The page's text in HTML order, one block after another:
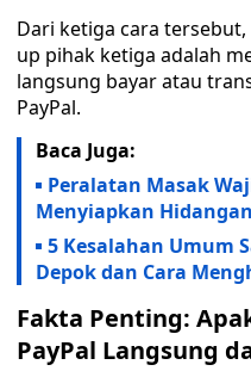
Dari ketiga cara
up pihak ketiga adalah
langsung bayar atau
PayPal.
Baca Juga:
Peralatan Masak
Menyiapkan
5 Kesalahan Umum
Depok dan Cara
Fakta Penting:
PayPal Langsung